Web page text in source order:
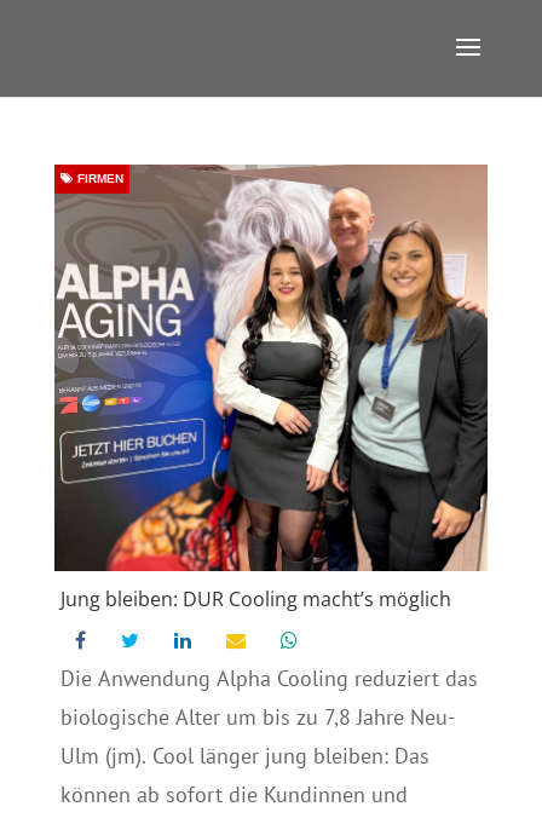
Jung bleiben: DUR Cooling macht’s möglich
FIRMEN
Die Anwendung Alpha Cooling reduziert das
biologische Alter um bis zu 7,8 Jahre Neu-
Ulm (jm). Cool länger jung bleiben: Das
können ab sofort die Kundinnen und